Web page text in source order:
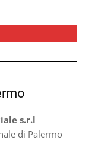
s.r.l
di Palermo